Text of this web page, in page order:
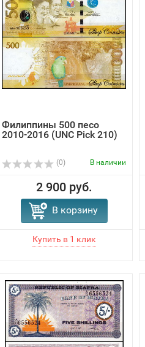
Филиппины 500 песо
2010-2016 (UNC Pick 210)
(0) В наличии
2 900 руб.
В корзину